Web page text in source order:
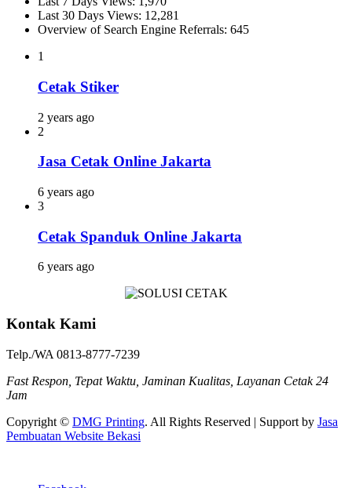
Last 30 Days Views: 12,281
Overview of Search Engine Referrals: 645
1
Cetak Stiker
2 years ago
2
Jasa Cetak Online Jakarta
6 years ago
3
Cetak Spanduk Online Jakarta
6 years ago
Kontak Kami
Telp./WA 0813-8777-7239
Fast Respon, Tepat Waktu, Jaminan Kualitas, Layanan Cetak 24
Jam
Copyright © DMG Printing. All Rights Reserved | Support by Jasa
Pembuatan Website Bekasi